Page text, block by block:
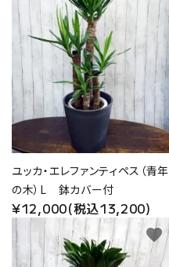
ユッカ・エレファンティペス（青年
の木）L 鉢カバー付
¥12,000(税込13,200)
favorite